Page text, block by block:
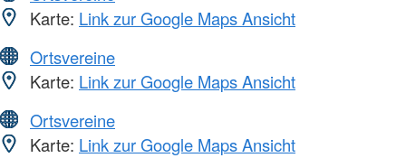
Karte: Link zur Google Maps Ansicht
Ortsvereine
Karte: Link zur Google Maps Ansicht
Ortsvereine
Karte: Link zur Google Maps Ansicht